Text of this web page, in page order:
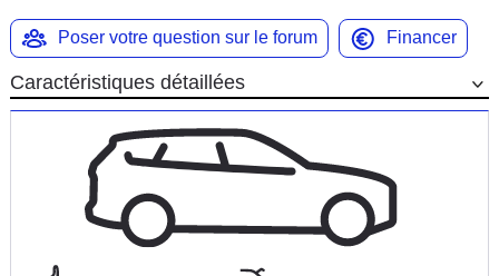
Marques
Poser votre question sur le forum Financer
Caractéristiques détaillées